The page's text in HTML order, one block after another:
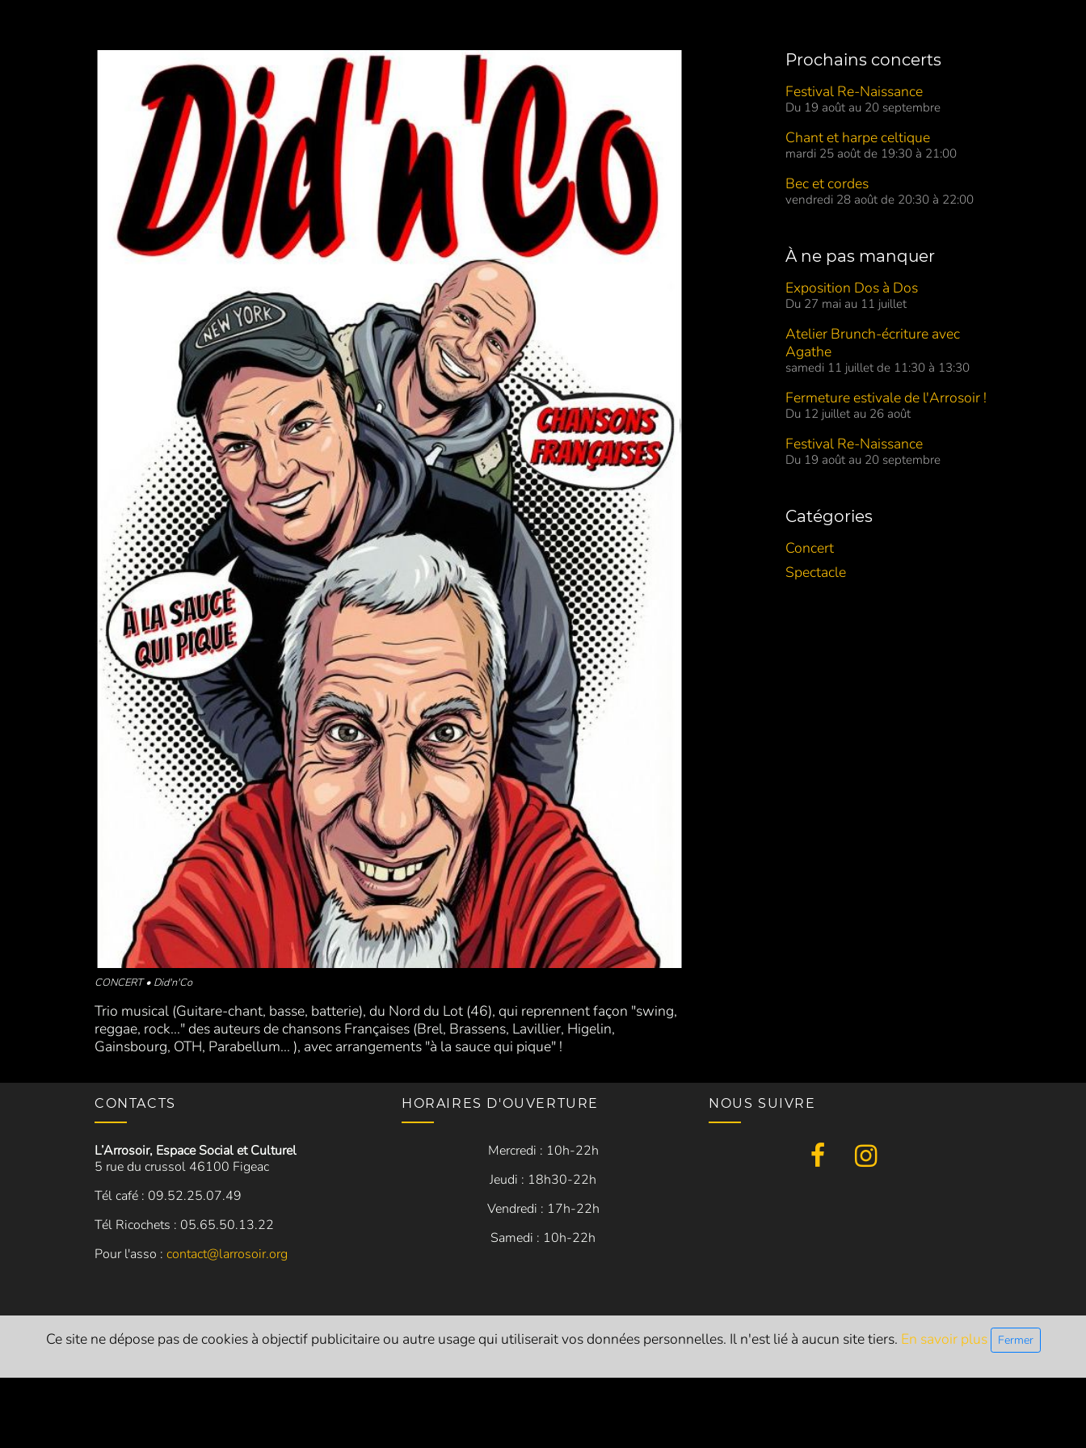
CONCERT • Did'n'Co
Trio musical (Guitare-chant, basse, batterie), du Nord du Lot (46), qui reprennent façon "swing,
reggae, rock..." des auteurs de chansons Françaises (Brel, Brassens, Lavillier, Higelin,
Gainsbourg, OTH, Parabellum... ), avec arrangements "à la sauce qui pique" !
Prochains concerts
Festival Re-Naissance
Du 19 août au 20 septembre
Chant et harpe celtique
mardi 25 août de 19:30 à 21:00
Bec et cordes
vendredi 28 août de 20:30 à 22:00
À ne pas manquer
Exposition Dos à Dos
Du 27 mai au 11 juillet
Atelier Brunch-écriture avec
Agathe
samedi 11 juillet de 11:30 à 13:30
Fermeture estivale de l'Arrosoir !
Du 12 juillet au 26 août
Festival Re-Naissance
Du 19 août au 20 septembre
Catégories
Concert
Spectacle
CONTACTS
L’Arrosoir, Espace Social et Culturel
5 rue du crussol 46100 Figeac
Tél café : 09.52.25.07.49
Tél Ricochets : 05.65.50.13.22
Pour l'asso : contact@larrosoir.org
HORAIRES D'OUVERTURE
Mercredi : 10h-22h
Jeudi : 18h30-22h
Vendredi : 17h-22h
Samedi : 10h-22h
L-R-24-1786 (catégorie 1 - exploitant)
NOUS SUIVRE
Ce site ne dépose pas de cookies à objectif publicitaire ou autre usage qui utiliserait vos données personnelles. Il n'est lié à aucun site tiers. En savoir plus Fermer